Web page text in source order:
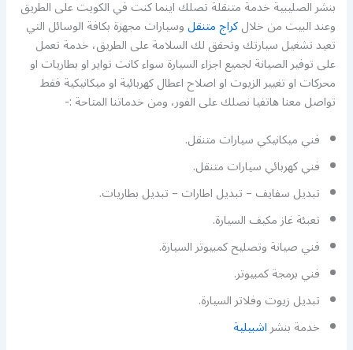
بنشر الصليبية خدمة متنقلة تصلك اينما كنت في الكويت على الطريق
وعند البيت من خلالكراج متنقلوسيارات مجهزة بكافة الوسائل التي
تعيد تشغيل سيارتك وتحقق لك السلامة على الطريق، خدمة تعمل
على توفير الصيانة لجميع اجزاء السيارة سواء كانت تواير او بطاريات او
محركات او تغيير الزيوت او اصلاح اعطال كهربائية او ميكانيكية فقط
تواصل معنا هاتفيا نصلك على الفور، ومن خدماتنا المتاحة :-
فني ميكانيكي سيارات متنقل.
فني كهربائي سيارات متنقل.
تبديل سفايف – تبديل اطارات – تبديل بطاريات.
تعبئة غاز مكيف السيارة.
فني صيانة وتصليح كمبيوتر السيارة.
فني برمجة كمبيوتر.
تبديل زيوت وفلاتر السيارة.
خدمة بنشراشبيلية